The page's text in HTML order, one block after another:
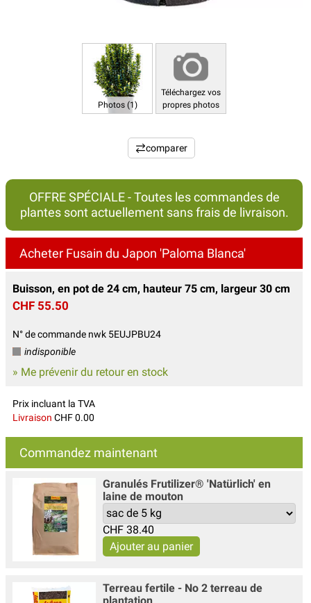
Photos (1)
Téléchargez vos
propres photos
comparer
OFFRE SPÉCIALE - Toutes les commandes de
plantes sont actuellement sans frais de livraison.
Acheter Fusain du Japon 'Paloma Blanca'
Buisson, en pot de 24 cm, hauteur 75 cm, largeur 30 cm
CHF 55.50
N° de commande nwk 5EUJPBU24
indisponible
» Me prévenir du retour en stock
Prix incluant la TVA
Livraison CHF 0.00
Commandez maintenant
Granulés Frutilizer® 'Natürlich' en
laine de mouton
CHF 38.40
Terreau fertile - No 2 terreau de
plantation